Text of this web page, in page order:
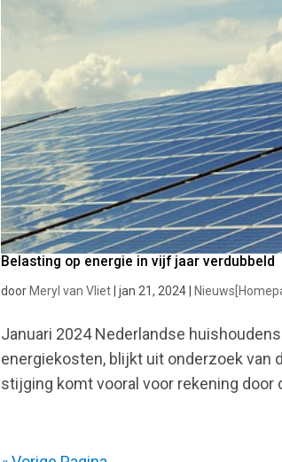
Belasting op energie in vijf jaar verdubbeld
door Meryl van Vliet |jan 21, 2024
Januari 2024 Nederlandse
energiekosten, blijkt uit onderzoek van
stijging komt vooral voor rekening door